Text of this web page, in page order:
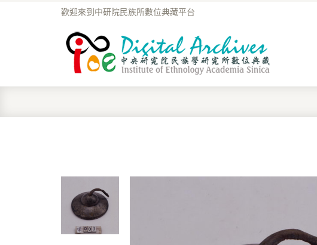
歡迎來到中研院民族所數位典藏平台